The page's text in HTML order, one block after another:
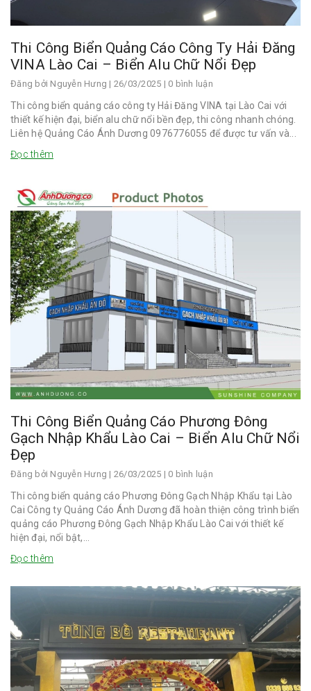
Thi Công Biển Quảng Cáo Công Ty Hải Đăng
VINA Lào Cai – Biển Alu Chữ Nổi Đẹp
Đăng bởi Nguyễn Hưng | 26/03/2025 | 0 bình luận
Thi công biển quảng cáo công ty Hải Đăng VINA tại Lào Cai với
thiết kế hiện đại, biển alu chữ nổi bền đẹp, thi công nhanh chóng.
Liên hệ Quảng Cáo Ánh Dương 0976776055 để được tư vấn và...
Đọc thêm
Thi Công Biển Quảng Cáo Phương Đông
Gạch Nhập Khẩu Lào Cai – Biển Alu Chữ Nổi
Đẹp
Đăng bởi Nguyễn Hưng | 26/03/2025 | 0 bình luận
Thi công biển quảng cáo Phương Đông Gạch Nhập Khẩu tại Lào
Cai Công ty Quảng Cáo Ánh Dương đã hoàn thiện công trình biển
quảng cáo Phương Đông Gạch Nhập Khẩu Lào Cai với thiết kế
hiện đại, nổi bật,...
Đọc thêm